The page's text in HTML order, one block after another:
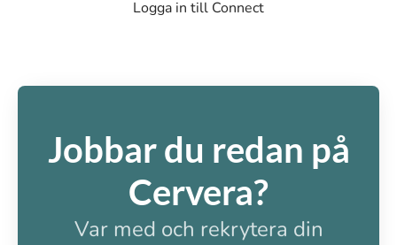
Logga in till Connect
Jobbar du redan på
Cervera?
Var med och rekrytera din